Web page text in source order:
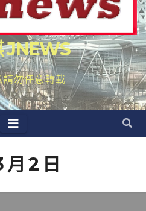
JNEWS
請勿任意轉載
2 日